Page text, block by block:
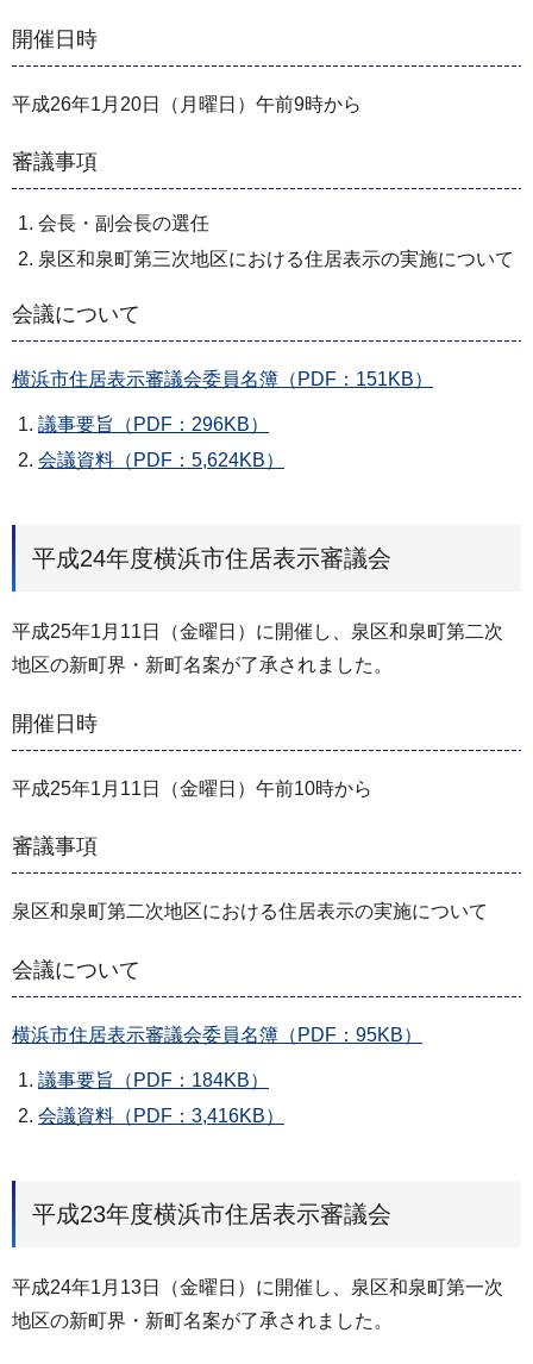
開催日時
平成26年1月20日（月曜日）午前9時から
審議事項
会長・副会長の選任
泉区和泉町第三次地区における住居表示の実施について
会議について
横浜市住居表示審議会委員名簿（PDF：151KB）
議事要旨（PDF：296KB）
会議資料（PDF：5,624KB）
平成24年度横浜市住居表示審議会
平成25年1月11日（金曜日）に開催し、泉区和泉町第二次
地区の新町界・新町名案が了承されました。
開催日時
平成25年1月11日（金曜日）午前10時から
審議事項
泉区和泉町第二次地区における住居表示の実施について
会議について
横浜市住居表示審議会委員名簿（PDF：95KB）
議事要旨（PDF：184KB）
会議資料（PDF：3,416KB）
平成23年度横浜市住居表示審議会
平成24年1月13日（金曜日）に開催し、泉区和泉町第一次
地区の新町界・新町名案が了承されました。